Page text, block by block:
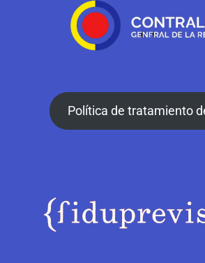
Política de tratamiento